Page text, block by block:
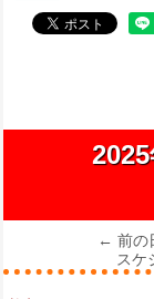
← 前の
スケ